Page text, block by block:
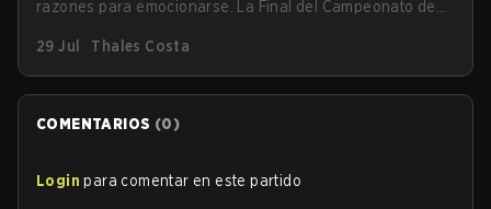
razones para emocionarse. La Final del Campeonato de
histórico Accor Arena de París, marcando el capítulo final
del evento de esports más grande del mundo.
29 Jul Thales Costa
COMENTARIOS (0)
Login para comentar en este partido